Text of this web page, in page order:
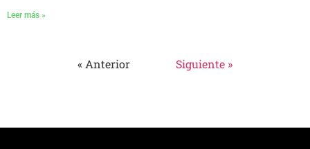
Leer más »
« Anterior Siguiente »